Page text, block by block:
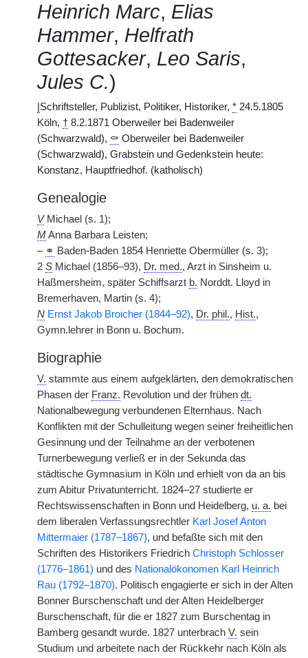
Heinrich Marc, Elias
Hammer, Helfrath
Gottesacker, Leo Saris,
Jules C.)
Schriftsteller, Publizist, Politiker, Historiker, * 24.5.1805
Köln, † 8.2.1871 Oberweiler bei Badenweiler
(Schwarzwald), ⚰ Oberweiler bei Badenweiler
(Schwarzwald), Grabstein und Gedenkstein heute:
Konstanz, Hauptfriedhof. (katholisch)
Genealogie
VMichael (s. 1);
MAnna Barbara Leisten;
– ⚭ Baden-Baden 1854 Henriette Obermüller (s. 3);
2 S Michael (1856–93), Dr. med., Arzt in Sinsheim u.
Haßmersheim, später Schiffsarzt b. Norddt. Lloyd in
Bremerhaven, Martin (s. 4);
N Ernst Jakob Broicher (1844–92), Dr. phil., Hist.,
Gymn.lehrer in Bonn u. Bochum.
Biographie
V. stammte aus einem aufgeklärten, den demokratischen
Phasen der Franz. Revolution und der frühen dt.
Nationalbewegung verbundenen Elternhaus. Nach
Konflikten mit der Schulleitung wegen seiner freiheitlichen
Gesinnung und der Teilnahme an der verbotenen
Turnerbewegung verließ er in der Sekunda das
städtische Gymnasium in Köln und erhielt von da an bis
zum Abitur Privatunterricht. 1824–27 studierte er
Rechtswissenschaften in Bonn und Heidelberg, u. a. bei
dem liberalen Verfassungsrechtler Karl Josef Anton
Mittermaier (1787–1867), und befaßte sich mit den
Schriften des Historikers Friedrich Christoph Schlosser
(1776–1861) und des Nationalökonomen Karl Heinrich
Rau (1792–1870). Politisch engagierte er sich in der Alten
Bonner Burschenschaft und der Alten Heidelberger
Burschenschaft, für die er 1827 zum Burschentag in
Bamberg gesandt wurde. 1827 unterbrach V. sein
Studium und arbeitete nach der Rückkehr nach Köln als